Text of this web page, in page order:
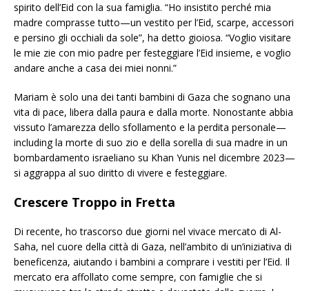
spirito dell’Eid con la sua famiglia. “Ho insistito perché mia
madre comprasse tutto—un vestito per l’Eid, scarpe, accessori
e persino gli occhiali da sole”, ha detto gioiosa. “Voglio visitare
le mie zie con mio padre per festeggiare l’Eid insieme, e voglio
andare anche a casa dei miei nonni.”
Mariam è solo una dei tanti bambini di Gaza che sognano una
vita di pace, libera dalla paura e dalla morte. Nonostante abbia
vissuto l’amarezza dello sfollamento e la perdita personale—
including la morte di suo zio e della sorella di sua madre in un
bombardamento israeliano su Khan Yunis nel dicembre 2023—
si aggrappa al suo diritto di vivere e festeggiare.
Crescere Troppo in Fretta
Di recente, ho trascorso due giorni nel vivace mercato di Al-
Saha, nel cuore della città di Gaza, nell’ambito di un’iniziativa di
beneficenza, aiutando i bambini a comprare i vestiti per l’Eid. Il
mercato era affollato come sempre, con famiglie che si